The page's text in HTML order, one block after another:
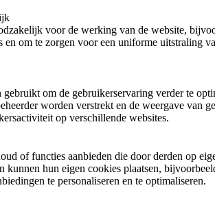
voor de werking van de website,
en om te zorgen voor een uniforme uitstraling
om de gebruikerservaring verder te
worden verstrekt en de weergave van
op verschillende websites.
of functies aanbieden die door derden op
kunnen hun eigen cookies plaatsen,
te personaliseren en te optimaliseren.